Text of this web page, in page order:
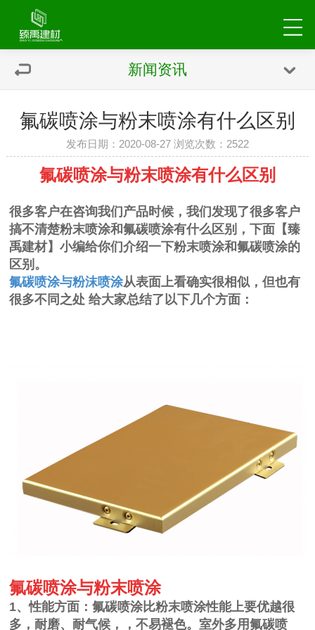
新闻资讯
氟碳喷涂与粉末喷涂有什么区别
发布日期：2020-08-27 浏览次数： 2522
氟碳喷涂与粉末喷涂有什么区别
很多客户在咨询我们产品时候，我们发现了很多客户
搞不清楚粉末喷涂和氟碳喷涂有什么区别，下面【臻
禹建材】小编给你们介绍一下粉末喷涂和氟碳喷涂的
区别。
氟碳喷涂与粉沫喷涂从表面上看确实很相似，但也有
很多不同之处 给大家总结了以下几个方面：
氟碳喷涂与粉末喷涂
1、性能方面：氟碳喷涂比粉末喷涂性能上要优越很
多，耐磨、耐气候，，不易褪色。室外多用氟碳喷